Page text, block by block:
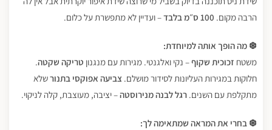
הרבה מקום. 100 ס״מ בלבד – ועדיין לא מתפשרת על כלום.
❆ מה הופך אותה למיוחדת:
משטח זכוכית שקוף– נקי ואלגנטי. מגירות עם מנגנון טריקה שקטה.
חלוקות במגירות העליונות לסידור מושלם. צביעה אפוקסי בתנורשלא
מתקלפת עם השנים. רגל לבנה מנירוסטה– יציבה, מעוצבת, קלה לניקוי.
❆ בחרי את המראה שמתאימה לך: